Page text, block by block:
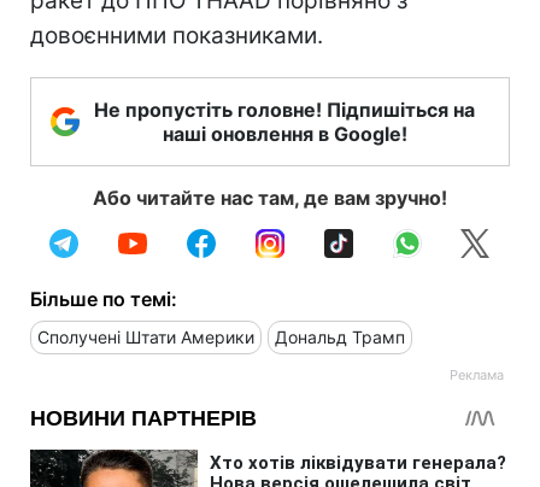
довоєнними показниками.
Не пропустіть головне! Підпишіться на
наші оновлення в Google!
Або читайте нас там, де вам зручно!
Більше по темі:
Сполучені Штати Америки Дональд Трамп